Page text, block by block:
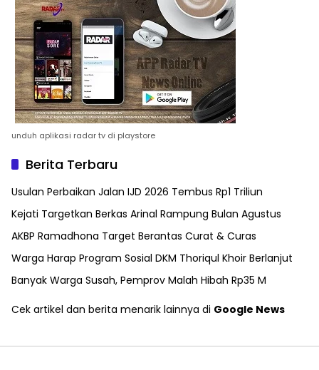
unduh aplikasi radar tv di playstore
Berita Terbaru
Usulan Perbaikan Jalan IJD 2026 Tembus Rp1 Triliun
Kejati Targetkan Berkas Arinal Rampung Bulan Agustus
AKBP Ramadhona Target Berantas Curat & Curas
Warga Harap Program Sosial DKM Thoriqul Khoir Berlanjut
Banyak Warga Susah, Pemprov Malah Hibah Rp35 M
Cek artikel dan berita menarik lainnya di Google News